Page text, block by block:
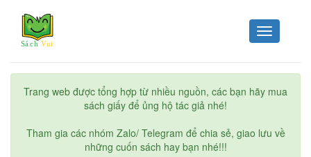
Toggle
navigation
Trang web được tổng hợp từ nhiều nguồn, các bạn hãy mua
sách giấy để ủng hộ tác giả nhé!
Tham gia các nhóm Zalo/ Telegram để chia sẻ, giao lưu về
những cuốn sách hay bạn nhé!!!